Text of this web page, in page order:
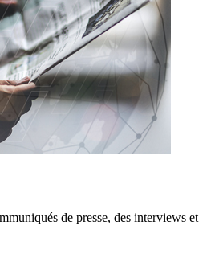
de presse, des interviews et